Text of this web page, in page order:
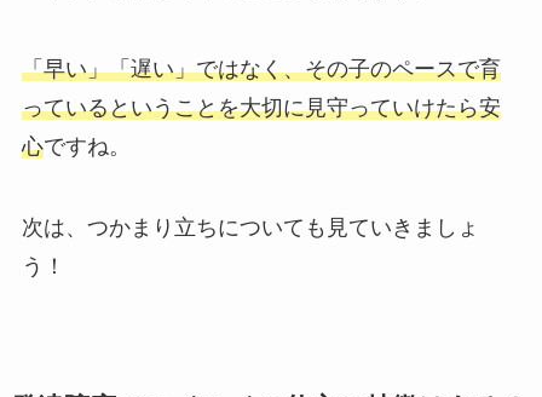
「早い」「遅い」ではなく、その子のペースで育
っているということを大切に見守っていけたら安
心ですね。
次は、つかまり立ちについても見ていきましょ
う！